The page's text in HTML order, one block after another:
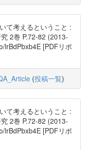
て考えるということ :
2巻 P.72-82 (2013-
lrBdPbxb4E [PDFリポ
(投稿一覧)
て考えるということ :
2巻 P.72-82 (2013-
lrBdPbxb4E [PDFリポ